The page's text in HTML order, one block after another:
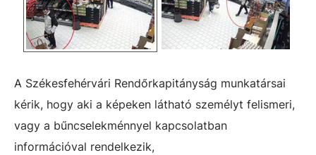
A Székesfehérvári Rendőrkapitányság munkatársai
kérik, hogy aki a képeken látható személyt felismeri,
vagy a bűncselekménnyel kapcsolatban
információval rendelkezik,